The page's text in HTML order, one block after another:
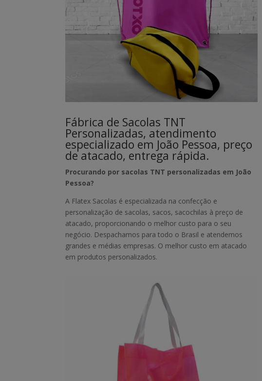
Fábrica de Sacolas TNT
Personalizadas, atendimento
especializado em João Pessoa, preço
de atacado, entrega rápida.
Procurando por sacolas TNT personalizadas em João
Pessoa?
A Flatex Sacolas é especializada na confecção e
personalização de sacolas, sacos, sacochilas à preço de
atacado, proporcionando o melhor custo para o seu
negócio. Despachamos para todo o Brasil e atendemos
grandes e médias empresas. O melhor custo em atacado
em produtos personalizados.